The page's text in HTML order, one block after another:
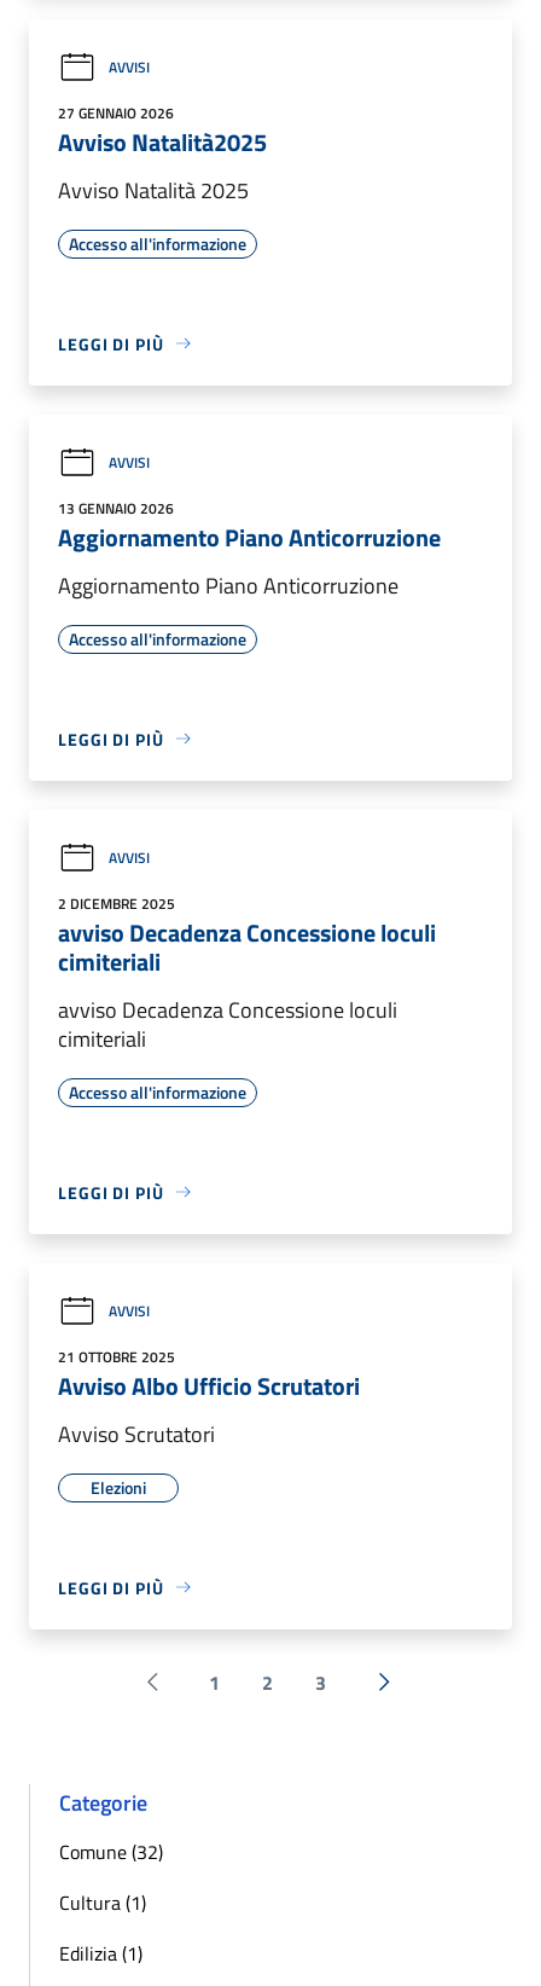
AVVISI
27 GENNAIO 2026
Avviso Natalità2025
Avviso Natalità 2025
Accesso all'informazione
LEGGI DI PIÙ
AVVISI
13 GENNAIO 2026
Aggiornamento Piano Anticorruzione
Aggiornamento Piano Anticorruzione
Accesso all'informazione
LEGGI DI PIÙ
AVVISI
2 DICEMBRE 2025
avviso Decadenza Concessione loculi
cimiteriali
avviso Decadenza Concessione loculi
cimiteriali
Accesso all'informazione
LEGGI DI PIÙ
AVVISI
21 OTTOBRE 2025
Avviso Albo Ufficio Scrutatori
Avviso Scrutatori
Elezioni
LEGGI DI PIÙ
Pagina precedente
1 2 3 Successiva »
Categorie
Comune (32)
Cultura (1)
Edilizia (1)